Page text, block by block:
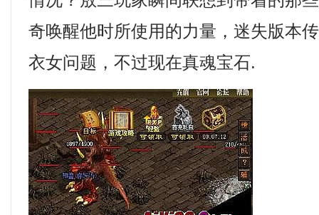
奇唤醒他时所使用的力量，迷失版本
衣女问题，不过现在真魂宝石.